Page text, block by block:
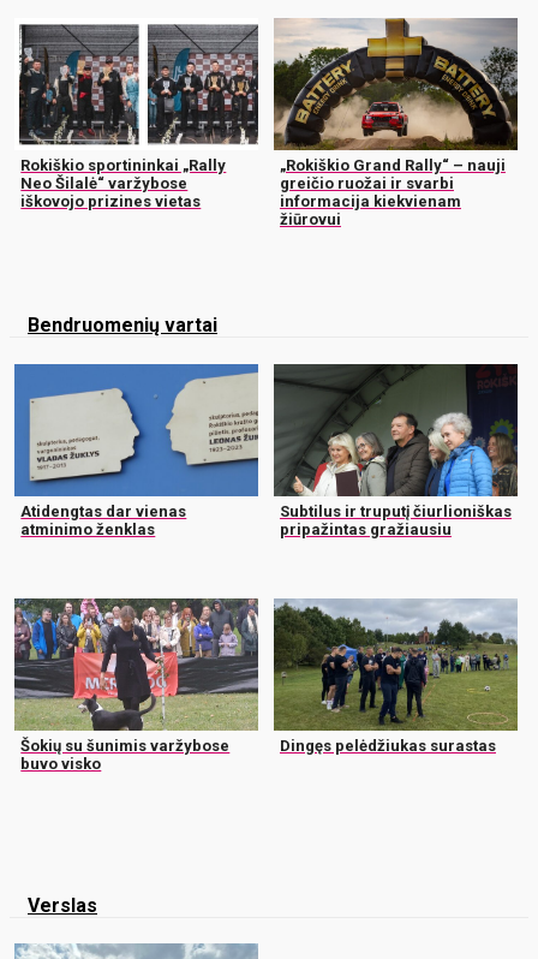
Rokiškio sportininkai „Rally
Neo Šilalė“ varžybose
iškovojo prizines vietas
„Rokiškio Grand Rally“ – nauji
greičio ruožai ir svarbi
informacija kiekvienam
žiūrovui
Bendruomenių vartai
Atidengtas dar vienas
atminimo ženklas
Subtilus ir truputį čiurlioniškas
pripažintas gražiausiu
Šokių su šunimis varžybose
buvo visko
Dingęs pelėdžiukas surastas
Verslas